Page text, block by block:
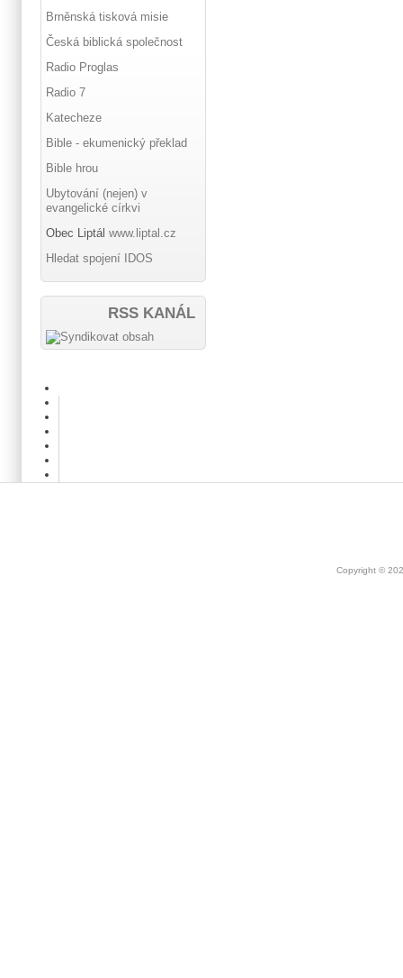
Brněnská tisková misie
Česká biblická společnost
Radio Proglas
Radio 7
Katecheze
Bible - ekumenický překlad
Bible hrou
Ubytování (nejen) v
evangelické církvi
Obec Liptál www.liptal.cz
Hledat spojení IDOS
RSS KANÁL
Copyright ©